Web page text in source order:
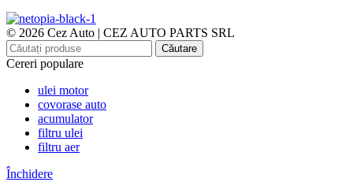
© 2026 Cez Auto | CEZ AUTO PARTS SRL
Căutare
Cereri populare
ulei motor
covorase auto
acumulator
filtru ulei
filtru aer
Închidere